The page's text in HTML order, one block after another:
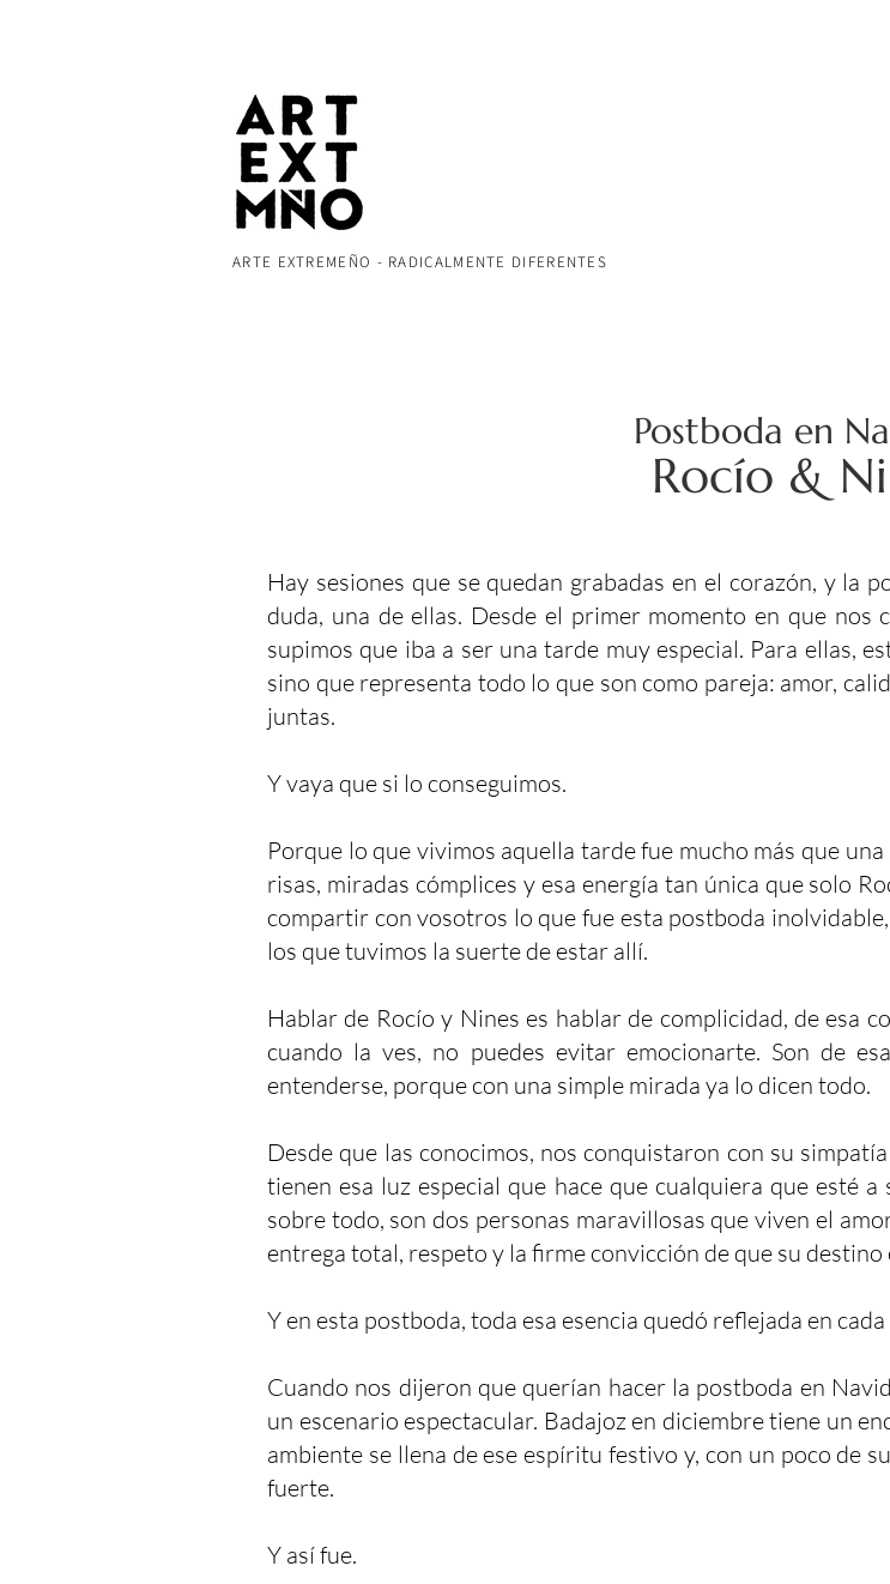
ARTE EXTREMEÑO - RADICALMENTE DIFERENTES
Rocío &
Postboda en
Hay sesiones que se quedan grabadas en el corazón, y la
duda, una de ellas. Desde el primer momento en que
supimos que iba a ser una tarde muy especial. Para ellas,
sino que representa todo lo que son como pareja: amor,
juntas.
Y vaya que si lo conseguimos.
Porque lo que vivimos aquella tarde fue mucho más que
risas, miradas cómplices y esa energía tan única que solo
compartir con vosotros lo que fue esta postboda
los que tuvimos la suerte de estar allí.
Hablar de Rocío y Nines es hablar de complicidad, de esa
cuando la ves, no puedes evitar emocionarte. Son de
entenderse, porque con una simple mirada ya lo dicen todo.
Desde que las conocimos, nos conquistaron con su
tienen esa luz especial que hace que cualquiera que esté
sobre todo, son dos personas maravillosas que viven el
entrega total, respeto y la firme convicción de que su
Y en esta postboda, toda esa esencia quedó reflejada en cada
Cuando nos dijeron que querían hacer la postboda en
un escenario espectacular. Badajoz en diciembre tiene un
ambiente se llena de ese espíritu festivo y, con un poco de
fuerte.
Y así fue.